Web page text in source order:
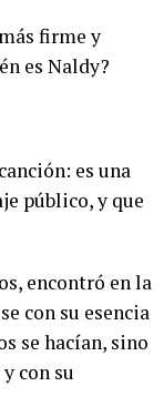
firme y
es Naldy?
es una
público, y que
encontró en la
con su esencia
se hacían, sino
con su